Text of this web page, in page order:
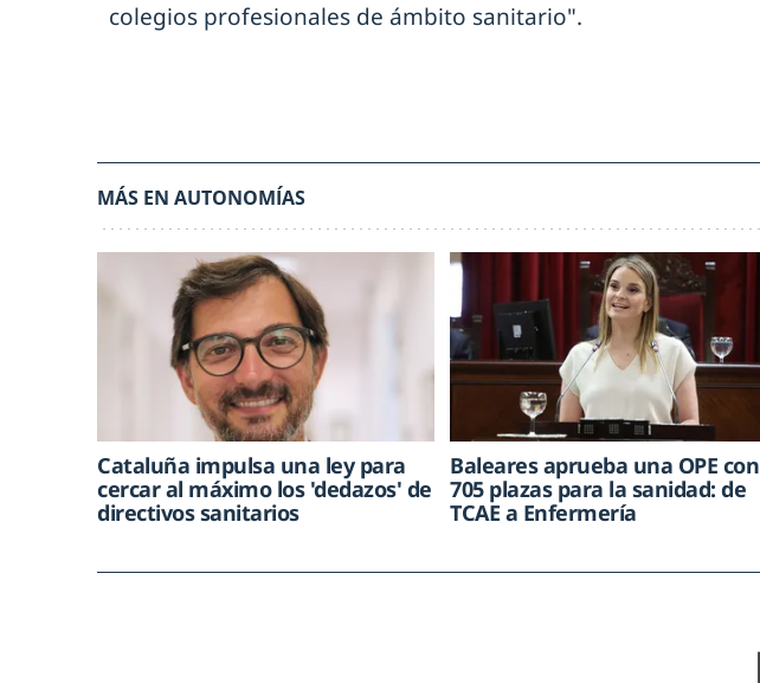
colegios profesionales de ámbito sanitario".
MÁS EN AUTONOMÍAS
Cataluña impulsa una ley para
cercar al máximo los 'dedazos' de
directivos sanitarios
Baleares aprueba una OPE con
705 plazas para la sanidad: de
TCAE a Enfermería